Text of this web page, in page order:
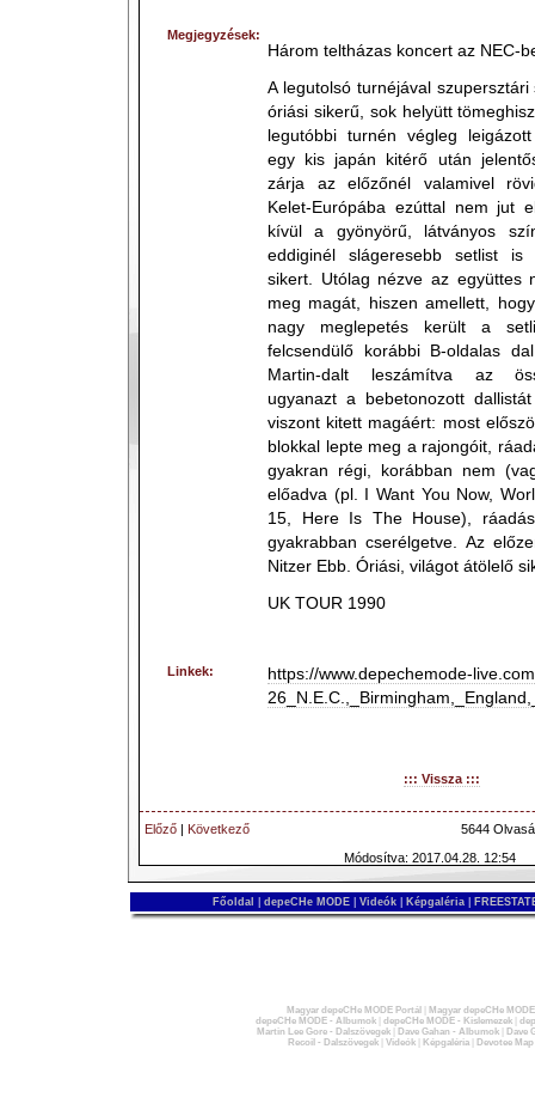
Megjegyzések:
Három teltházas koncert az NEC-
A legutolsó turnéjával
óriási sikerű, sok helyütt
legutóbbi turnén végleg
egy kis japán kitérő után
zárja az előzőnél valamivel
Kelet-Európába ezúttal nem jut
kívül a gyönyörű, látványos
eddiginél slágeresebb setlist is
sikert. Utólag nézve az együttes
meg magát, hiszen amellett,
nagy meglepetés került a
felcsendülő korábbi B-oldalas
Martin-dalt leszámítva az
ugyanazt a bebetonozott
viszont kitett magáért: most
blokkal lepte meg a rajongóit,
gyakran régi, korábban nem
előadva (pl. I Want You Now,
15, Here Is The House),
gyakrabban cserélgetve. Az
Nitzer Ebb. Óriási, világot átölelő
UK TOUR 1990
Linkek:
https://www.depechemode-
::: Vissza :::
Előző | Következő
5644
Módosítva: 2017.04.28. 12:54
Főoldal depeCHe MODE Videók Képgaléria
Magyar depeCHe MODE Portál
Magyar depeCHe
depeCHe MODE - Albumok| depeCHe MODE - Kislemezek|
Martin Lee Gore - Dalszövegek| Dave Gahan - Albumok|
Dave
Recoil - Dalszövegek| Videók| Képgaléria| Devotee Map